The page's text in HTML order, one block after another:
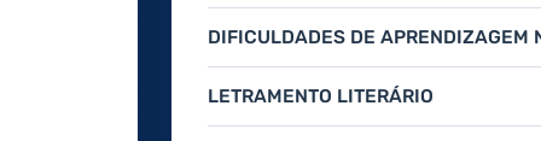
DIFICULDADES DE APRENDIZAGEM
LETRAMENTO LITERÁRIO